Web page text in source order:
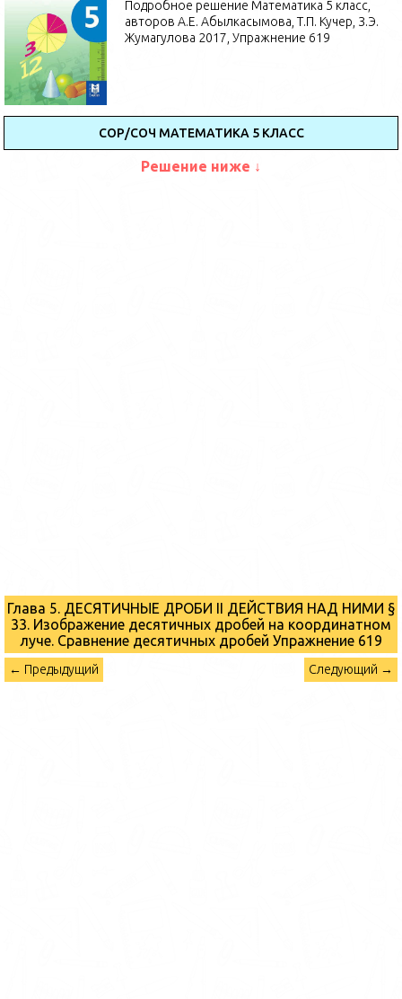
Подробное решение Математика 5 класс,
авторов А.Е. Абылкасымова, Т.П. Кучер, З.Э.
Жумагулова 2017, Упражнение 619
СОР/СОЧ МАТЕМАТИКА 5 КЛАСС
Решение ниже ↓
Глава 5. ДЕСЯТИЧНЫЕ ДРОБИ II ДЕЙСТВИЯ НАД НИМИ §
33. Изображение десятичных дробей на координатном
луче. Сравнение десятичных дробей Упражнение 619
← Предыдущий Следующий →